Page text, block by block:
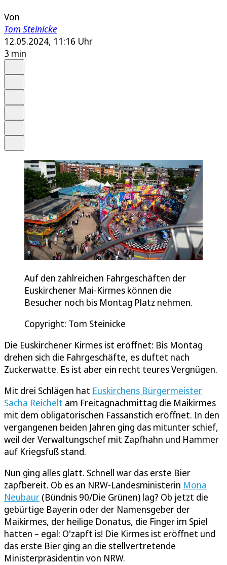
Von
Tom Steinicke
12.05.2024, 11:16 Uhr
3 min
Auf den zahlreichen Fahrgeschäften der
Euskirchener Mai-Kirmes können die
Besucher noch bis Montag Platz nehmen.
Copyright: Tom Steinicke
Die Euskirchener Kirmes ist eröffnet: Bis Montag
drehen sich die Fahrgeschäfte, es duftet nach
Zuckerwatte. Es ist aber ein recht teures Vergnügen.
Mit drei Schlägen hat Euskirchens Bürgermeister
Sacha Reichelt am Freitagnachmittag die Maikirmes
mit dem obligatorischen Fassanstich eröffnet. In den
vergangenen beiden Jahren ging das mitunter schief,
weil der Verwaltungschef mit Zapfhahn und Hammer
auf Kriegsfuß stand.
Nun ging alles glatt. Schnell war das erste Bier
zapfbereit. Ob es an NRW-Landesministerin Mona
Neubaur (Bündnis 90/Die Grünen) lag? Ob jetzt die
gebürtige Bayerin oder der Namensgeber der
Maikirmes, der heilige Donatus, die Finger im Spiel
hatten – egal: O'zapft is! Die Kirmes ist eröffnet und
das erste Bier ging an die stellvertretende
Ministerpräsidentin von NRW.